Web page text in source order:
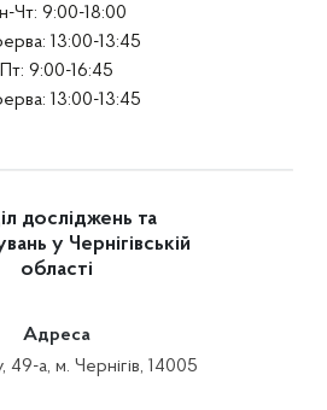
Чт: 9:00-18:00
13:00-13:45
Пт: 9:00-16:45
13:00-13:45
досліджень та
у Чернігівській
області
Адреса
49-а, м. Чернігів, 14005